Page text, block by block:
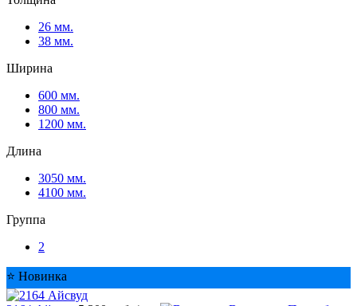
26 мм.
38 мм.
Ширина
600 мм.
800 мм.
1200 мм.
Длина
3050 мм.
4100 мм.
Группа
2
⭐ Новинка